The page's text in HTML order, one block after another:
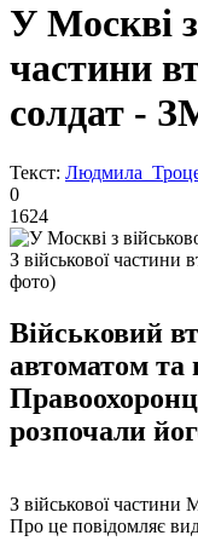
У Москві з
частини
солдат -
Текст: Людмила
0
1624
З військової частини
фото)
Військовий
автоматом та
розпочали
З військової частини
Про це повідомляє